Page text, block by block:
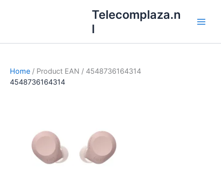
inhoud
Telecomplaza.n
l
Home / Product EAN / 4548736164314
4548736164314